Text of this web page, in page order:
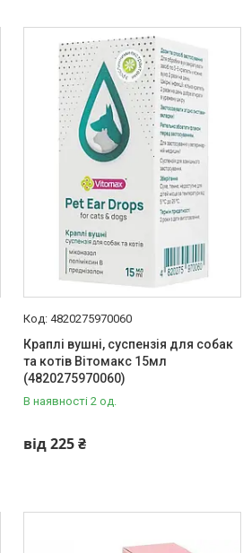
4820275970060
Краплі вушні, суспензія для собак
та котів Вітомакс 15мл
(4820275970060)
В наявності 2 од.
від 225 ₴